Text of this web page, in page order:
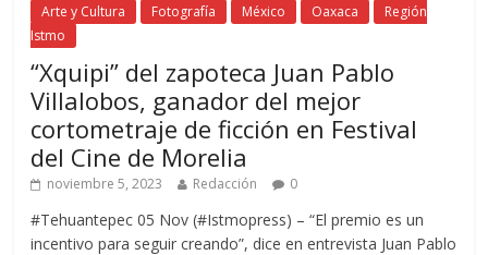
Arte y Cultura Fotografía México Oaxaca
Región
Istmo
“Xquipi” del zapoteca Juan Pablo
Villalobos, ganador del mejor
cortometraje de ficción en Festival
del Cine de Morelia
noviembre 5, 2023 Redacción 0
#Tehuantepec 05 Nov (#Istmopress) – “El premio es un
incentivo para seguir creando”, dice en entrevista Juan Pablo